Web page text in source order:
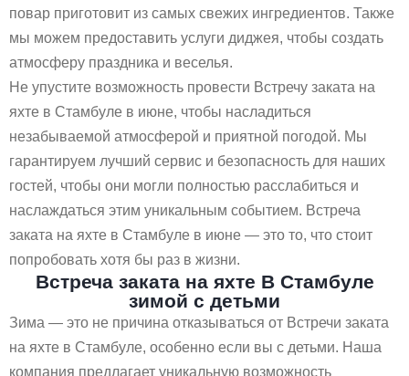
повар приготовит из самых свежих ингредиентов. Также
мы можем предоставить услуги диджея, чтобы создать
атмосферу праздника и веселья.
Не упустите возможность провести Встречу заката на
яхте в Стамбуле в июне, чтобы насладиться
незабываемой атмосферой и приятной погодой. Мы
гарантируем лучший сервис и безопасность для наших
гостей, чтобы они могли полностью расслабиться и
наслаждаться этим уникальным событием. Встреча
заката на яхте в Стамбуле в июне — это то, что стоит
попробовать хотя бы раз в жизни.
Встреча заката на яхте В Стамбуле
зимой с детьми
Зима — это не причина отказываться от Встречи заката
на яхте в Стамбуле, особенно если вы с детьми. Наша
компания предлагает уникальную возможность